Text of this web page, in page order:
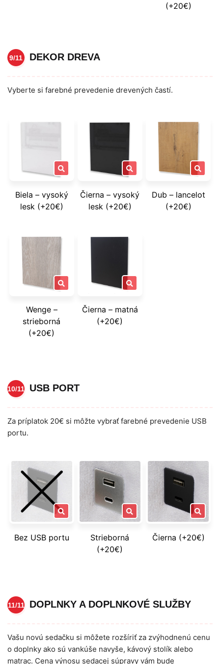
(+20€)
9/11 DEKOR DREVA
Vyberte si farebné prevedenie drevených častí.
Biela – vysoký
lesk (+20€)
Čierna – vysoký
lesk (+20€)
Dub – lancelot
(+20€)
Wenge –
strieborná
(+20€)
Čierna – matná
(+20€)
10/11 USB PORT
Za príplatok 20€ si môžte vybrať farebné prevedenie USB
portu.
Bez USB portu
Strieborná
(+20€)
Čierna (+20€)
11/11 DOPLNKY A DOPLNKOVÉ SLUŽBY
Vašu novú sedačku si môžete rozšíriť za zvýhodnenú cenu
o doplnky ako sú vankúše navyše, kávový stolík alebo
matrac. Cena výnosu sedacej súpravy vám bude